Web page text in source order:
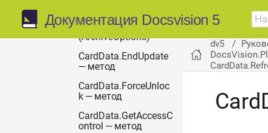
Документация Docsvision 5
CardData.Dearchive
— метод
(ArchiveOptions)
CardData.EndUpdate
— метод
CardData.ForceUnloc
k — метод
CardData.GetAccessC
ontrol — метод
dv5